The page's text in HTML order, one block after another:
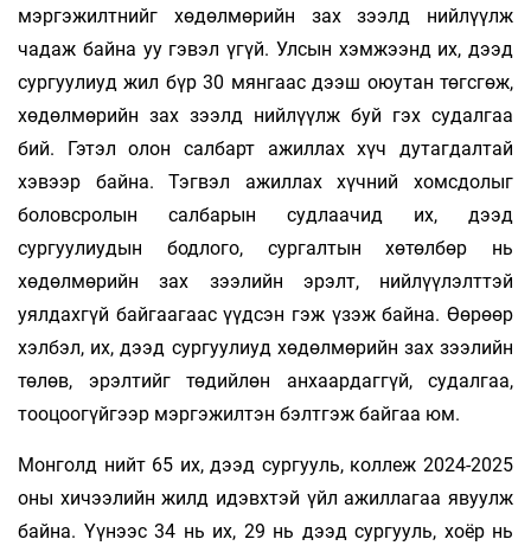
мэргэжилтнийг хөдөлмөрийн зах зээлд нийлүүлж
чадаж байна уу гэвэл үгүй. Улсын хэмжээнд их, дээд
сургуулиуд жил бүр 30 мянгаас дээш оюутан төгсгөж,
хөдөлмөрийн зах зээлд нийлүүлж буй гэх судалгаа
бий. Гэтэл олон салбарт ажиллах хүч дутагдалтай
хэвээр байна. Тэгвэл ажиллах хүчний хомсдолыг
боловсролын салбарын судлаачид их, дээд
сургуулиудын бодлого, сургалтын хөтөлбөр нь
хөдөлмөрийн зах зээлийн эрэлт, нийлүүлэлттэй
уялдахгүй байгаагаас үүдсэн гэж үзэж байна. Өөрөөр
хэлбэл, их, дээд сургуулиуд хөдөлмөрийн зах зээлийн
төлөв, эрэлтийг төдийлөн анхаардаггүй, судалгаа,
тооцоогүйгээр мэргэжилтэн бэлтгэж байгаа юм.
Монголд нийт 65 их, дээд сургууль, коллеж 2024-2025
оны хичээлийн жилд идэвхтэй үйл ажиллагаа явуулж
байна. Үүнээс 34 нь их, 29 нь дээд сургууль, хоёр нь